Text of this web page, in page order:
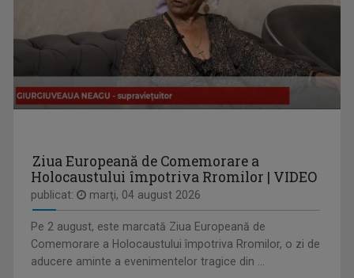
Eseu cinematografic. Propune o viziune ...
CÂNTEC ȘI POVESTE
Ziua Europeană de Comemorare a
Holocaustului împotriva Rromilor | VIDEO
publicat: marţi, 04 august 2026
Pe 2 august, este marcată Ziua Europeană de
Comemorare a Holocaustului împotriva Rromilor, o zi de
aducere aminte a evenimentelor tragice din ...